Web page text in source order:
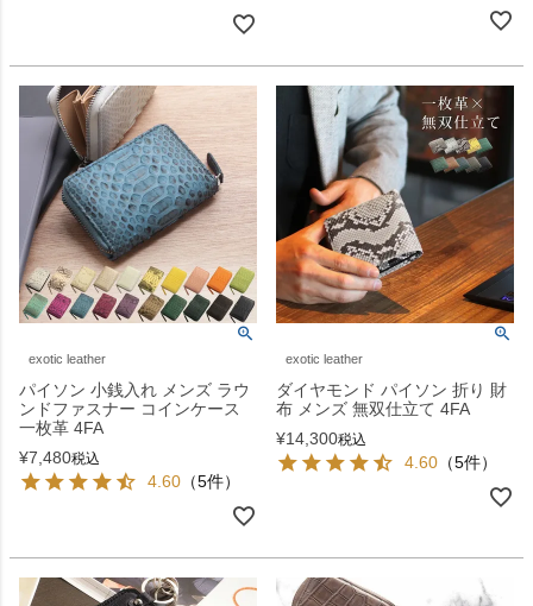
exotic leather
パイソン 小銭入れ メンズ ラウ
ンドファスナー コインケース
一枚革 4FA
¥7,480税込
4.60 （5件）
exotic leather
ダイヤモンド パイソン 折り 財
布 メンズ 無双仕立て 4FA
¥14,300税込
4.60 （5件）